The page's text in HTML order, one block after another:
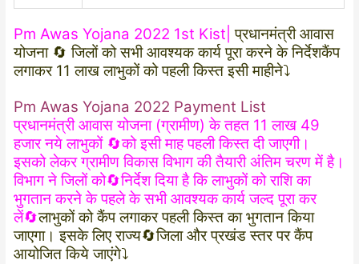
Pm Awas Yojana 2022 1st Kist| प्रधानमंत्री आवास
योजना 🔄 जिलों को सभी आवश्यक कार्य पूरा करने के निर्देशकैंप
लगाकर 11 लाख लाभुकों को पहली किस्त इसी माहीने⤵️
Pm Awas Yojana 2022 Payment List
प्रधानमंत्री आवास योजना (ग्रामीण) के तहत 11 लाख 49
हजार नये लाभुकों 🔄को इसी माह पहली किस्त दी जाएगी।
इसको लेकर ग्रामीण विकास विभाग की तैयारी अंतिम चरण में है।
विभाग ने जिलों को🔄निर्देश दिया है कि लाभुकों को राशि का
भुगतान करने के पहले के सभी आवश्यक कार्य जल्द पूरा कर
लें🔄लाभुकों को कैंप लगाकर पहली किस्त का भुगतान किया
जाएगा। इसके लिए राज्य🔄जिला और प्रखंड स्तर पर कैंप
आयोजित किये जाएंगे⤵️